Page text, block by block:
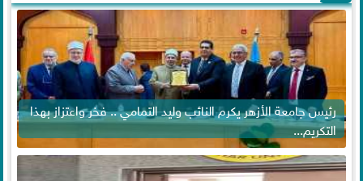
رئيس جامعة الأزهر يكرم النائب وليد التمامي .. فخر واعتزاز بهذا
التكريم...